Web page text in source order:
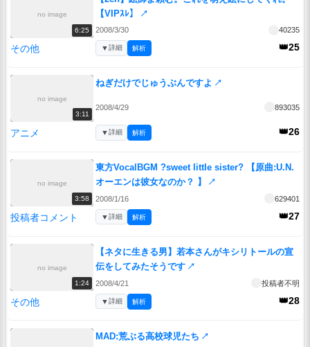
no image
6:25
【VIPｽﾚ】
↗
2008/3/30 40235
その他 👑25
▼詳細 解析
no image
3:11
ねぎだけでじゅうぶんですよ ↗
2008/4/29 893035
アニメ 👑26
▼詳細 解析
no image
3:58
東方VocalBGM ?sweet little sister? 【原曲:U.N.
オーエンは彼女なのか？ 】
↗
2008/1/16 629401
投稿者コメント 👑27
▼詳細 解析
no image
1:24
【ネタに生きる男】若本さんがキシリトールの宣
伝をしてみたそうです ↗
2008/4/21 投稿者不明
その他 👑28
▼詳細 解析
MAD:荒ぶる高校球児たち ↗